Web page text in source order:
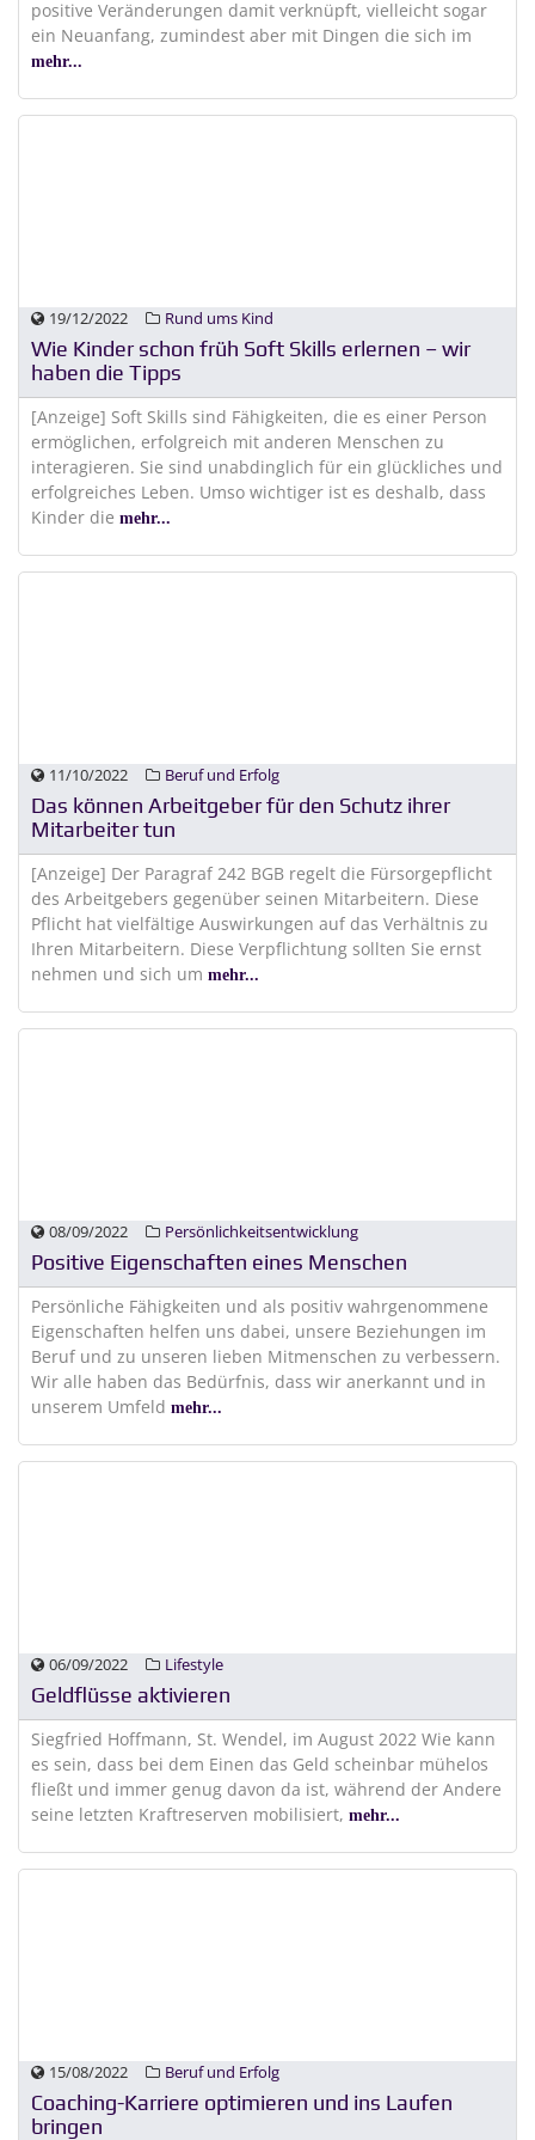
positive Veränderungen damit verknüpft, vielleicht sogar
ein Neuanfang, zumindest aber mit Dingen die sich im
mehr...
19/12/2022 Rund ums Kind
Wie Kinder schon früh Soft Skills erlernen – wir
haben die Tipps
[Anzeige] Soft Skills sind Fähigkeiten, die es einer Person
ermöglichen, erfolgreich mit anderen Menschen zu
interagieren. Sie sind unabdinglich für ein glückliches und
erfolgreiches Leben. Umso wichtiger ist es deshalb, dass
Kinder die mehr...
11/10/2022 Beruf und Erfolg
Das können Arbeitgeber für den Schutz ihrer
Mitarbeiter tun
[Anzeige] Der Paragraf 242 BGB regelt die Fürsorgepflicht
des Arbeitgebers gegenüber seinen Mitarbeitern. Diese
Pflicht hat vielfältige Auswirkungen auf das Verhältnis zu
Ihren Mitarbeitern. Diese Verpflichtung sollten Sie ernst
nehmen und sich um mehr...
08/09/2022 Persönlichkeitsentwicklung
Positive Eigenschaften eines Menschen
Persönliche Fähigkeiten und als positiv wahrgenommene
Eigenschaften helfen uns dabei, unsere Beziehungen im
Beruf und zu unseren lieben Mitmenschen zu verbessern.
Wir alle haben das Bedürfnis, dass wir anerkannt und in
unserem Umfeld mehr...
06/09/2022 Lifestyle
Geldflüsse aktivieren
Siegfried Hoffmann, St. Wendel, im August 2022 Wie kann
es sein, dass bei dem Einen das Geld scheinbar mühelos
fließt und immer genug davon da ist, während der Andere
seine letzten Kraftreserven mobilisiert, mehr...
15/08/2022 Beruf und Erfolg
Coaching-Karriere optimieren und ins Laufen
bringen